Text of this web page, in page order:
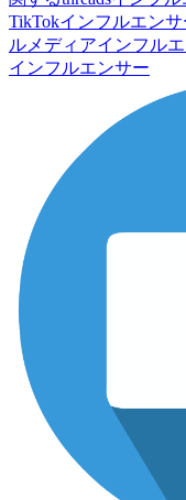
TikTokインフルエンサ
ルメディアインフル
インフルエンサー